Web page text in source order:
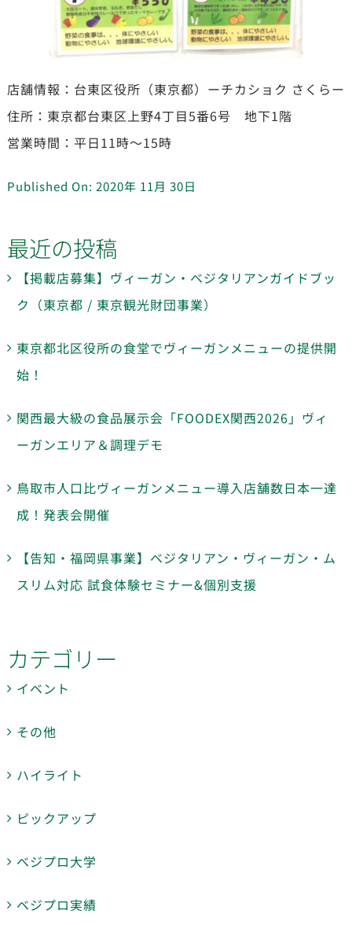
店舗情報：台東区役所（東京都）ーチカショク さくらー
住所：東京都台東区上野4丁目5番6号 地下1階
営業時間：平日11時～15時
Published On: 2020年 11月 30日
最近の投稿
【掲載店募集】ヴィーガン・ベジタリアンガイドブッ
ク（東京都 / 東京観光財団事業）
東京都北区役所の食堂でヴィーガンメニューの提供開
始！
関西最大級の食品展示会「FOODEX関西2026」ヴィ
ーガンエリア＆調理デモ
鳥取市人口比ヴィーガンメニュー導入店舗数日本一達
成！発表会開催
【告知・福岡県事業】ベジタリアン・ヴィーガン・ム
スリム対応 試食体験セミナー&個別支援
カテゴリー
イベント
その他
ハイライト
ピックアップ
ベジプロ大学
ベジプロ実績